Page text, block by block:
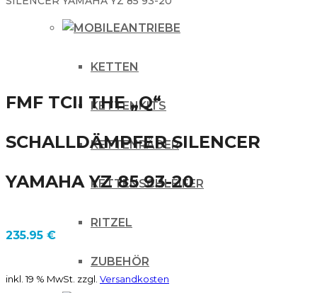
ANTRIEBE
KETTEN
KETTENKITS
KETTENRÄDER
KETTENSCHLEIFER
RITZEL
ZUBEHÖR
FMF TCII THE „Q“
SCHALLDÄMPFER SILENCER
YAMAHA YZ 85 93-20
235.95 €
inkl. 19 % MwSt. zzgl. Versandkosten